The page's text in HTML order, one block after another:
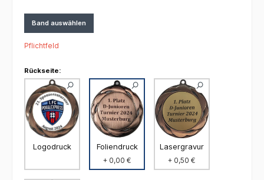
Band auswählen
Pflichtfeld
Rückseite:
Logodruck Foliendruck
+ 0,00 €
Lasergravur
+ 0,50 €